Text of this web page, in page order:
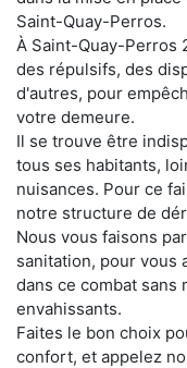
Saint-Quay-Perros.
À Saint-Quay-Perros
des répulsifs, des
d'autres, pour
votre demeure.
Il se trouve être
tous ses habitants,
nuisances. Pour ce
notre structure de
Nous vous faisons
sanitation, pour vous
dans ce combat sans
envahissants.
Faites le bon choix
confort, et appelez